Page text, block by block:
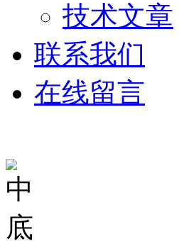
技术文章
联系我们
在线留言